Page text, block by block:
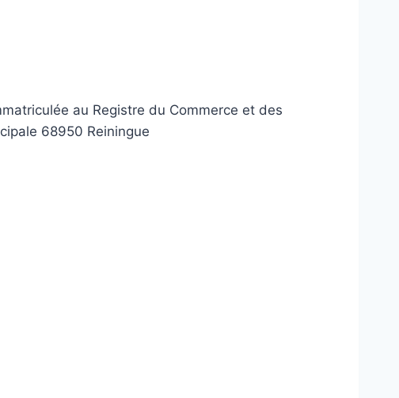
au Registre du Commerce et des
68950 Reiningue